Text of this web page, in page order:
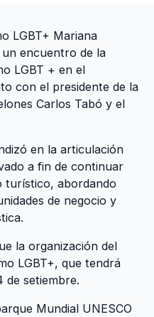
LGBT+ Mariana
encuentro de la
LGBT + en el
con el presidente de la
Carlos Tabó y el
en la articulación
a fin de continuar
turístico, abordando
de negocio y
la organización del
LGBT+, que tendrá
de setiembre.
Mundial UNESCO